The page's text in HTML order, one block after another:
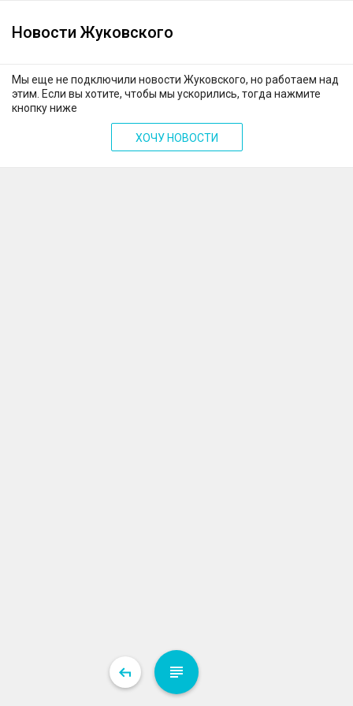
Новости Жуковского
Мы еще не подключили новости Жуковского, но работаем над
этим. Если вы хотите, чтобы мы ускорились, тогда нажмите
кнопку ниже
ХОЧУ НОВОСТИ